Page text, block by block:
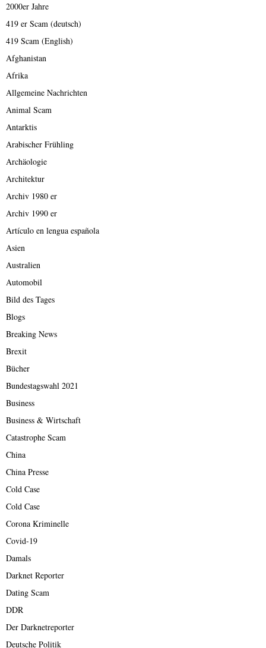
2000er Jahre
419 er Scam (deutsch)
419 Scam (English)
Afghanistan
Afrika
Allgemeine Nachrichten
Animal Scam
Antarktis
Arabischer Frühling
Archäologie
Architektur
Archiv 1980 er
Archiv 1990 er
Artículo en lengua española
Asien
Australien
Automobil
Bild des Tages
Blogs
Breaking News
Brexit
Bücher
Bundestagswahl 2021
Business
Business & Wirtschaft
Catastrophe Scam
China
China Presse
Cold Case
Cold Case
Corona Kriminelle
Covid-19
Damals
Darknet Reporter
Dating Scam
DDR
Der Darknetreporter
Deutsche Politik